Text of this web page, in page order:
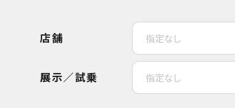
店舗
展示／試乗